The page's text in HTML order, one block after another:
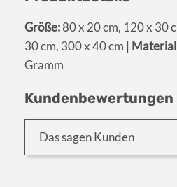
Größe:80 x 20 cm, 120 x 30
30 cm, 300 x 40 cm |
Gramm
Kundenbewertungen
Das sagen Kunden